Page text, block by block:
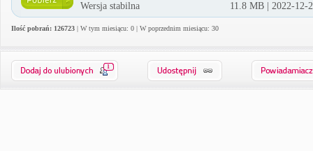
Wersja stabilna 11.8 MB | 2022-12-
Ilość pobrań: 126723 | W tym miesiącu: 0 | W poprzednim miesiącu: 30
1